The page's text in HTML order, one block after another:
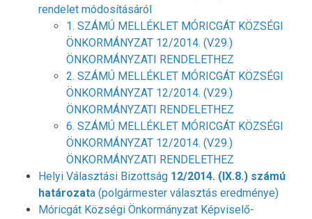
rendelet módosításáról
1. SZÁMÚ MELLÉKLET MÓRICGÁT KÖZSÉGI
ÖNKORMÁNYZAT 12/2014. (V.29.)
ÖNKORMÁNYZATI RENDELETHEZ
2. SZÁMÚ MELLÉKLET MÓRICGÁT KÖZSÉGI
ÖNKORMÁNYZAT 12/2014. (V.29.)
ÖNKORMÁNYZATI RENDELETHEZ
6. SZÁMÚ MELLÉKLET MÓRICGÁT KÖZSÉGI
ÖNKORMÁNYZAT 12/2014. (V.29.)
ÖNKORMÁNYZATI RENDELETHEZ
Helyi Választási Bizottság 12/2014. (IX.8.) számú
határozata (polgármester választás eredménye)
Móricgát Községi Önkormányzat Képviselő-